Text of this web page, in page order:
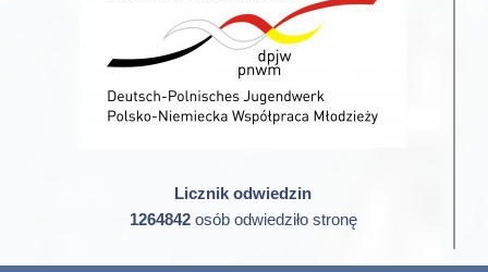
Licznik odwiedzin
1264842osób odwiedziło stronę